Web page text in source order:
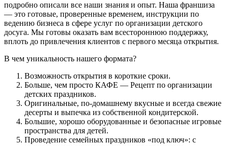
подробно описали все наши знания и опыт. Наша франшиза
— это готовые, проверенные временем, инструкции по
ведению бизнеса в сфере услуг по организации детского
досуга. Мы готовы оказать вам всестороннюю поддержку,
вплоть до привлечения клиентов c первого месяца открытия.
В чем уникальность нашего формата?
Возможность открытия в короткие сроки.
Больше, чем просто КАФЕ — Рецепт по организации
детских праздников.
Оригинальные, по-домашнему вкусные и всегда свежие
десерты и выпечка из собственной кондитерской.
Большие, хорошо оборудованные и безопасные игровые
пространства для детей.
Проведение семейных праздников «под ключ»: с